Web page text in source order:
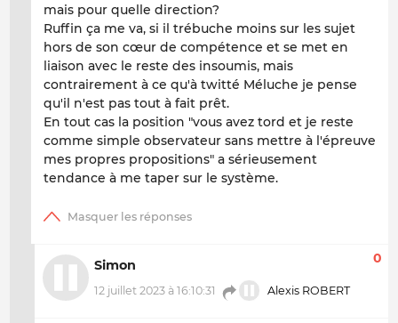
mais pour quelle direction?
Ruffin ça me va, si il trébuche moins sur les sujet
hors de son cœur de compétence et se met en
liaison avec le reste des insoumis, mais
contrairement à ce qu'à twitté Méluche je pense
qu'il n'est pas tout à fait prêt.
En tout cas la position "vous avez tord et je reste
comme simple observateur sans mettre à l'épreuve
mes propres propositions" a sérieusement
tendance à me taper sur le système.
Simon
12 juillet 2023 à 16:10:31 Alexis ROBERT
0